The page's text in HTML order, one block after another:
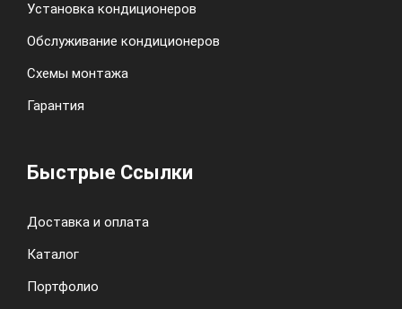
Установка кондиционеров
Обслуживание кондиционеров
Схемы монтажа
Гарантия
Быстрые Ссылки
Доставка и оплата
Каталог
Портфолио